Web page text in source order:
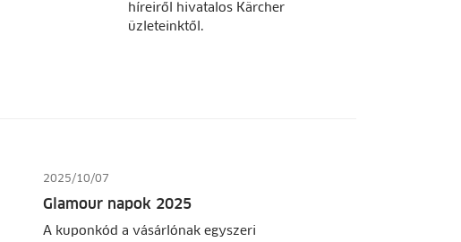
híreiről hivatalos Kärcher
üzleteinktől.
2025/10/07
Glamour napok 2025
A kuponkód a vásárlónak egyszeri